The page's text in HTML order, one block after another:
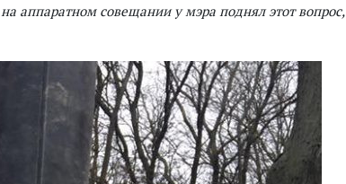
аппаратном совещании у мэра поднял этот вопрос,